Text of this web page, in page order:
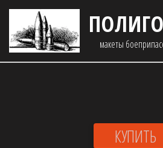
макеты
КУПИТЬ